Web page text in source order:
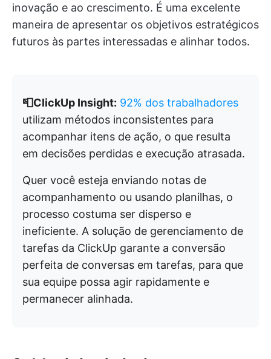
inovação e ao crescimento. É uma excelente
maneira de apresentar os objetivos estratégicos
futuros às partes interessadas e alinhar todos.
📮ClickUp Insight: 92% dos trabalhadores
utilizam métodos inconsistentes para
acompanhar itens de ação, o que resulta
em decisões perdidas e execução atrasada.
Quer você esteja enviando notas de
acompanhamento ou usando planilhas, o
processo costuma ser disperso e
ineficiente. A solução de gerenciamento de
tarefas da ClickUp garante a conversão
perfeita de conversas em tarefas, para que
sua equipe possa agir rapidamente e
permanecer alinhada.